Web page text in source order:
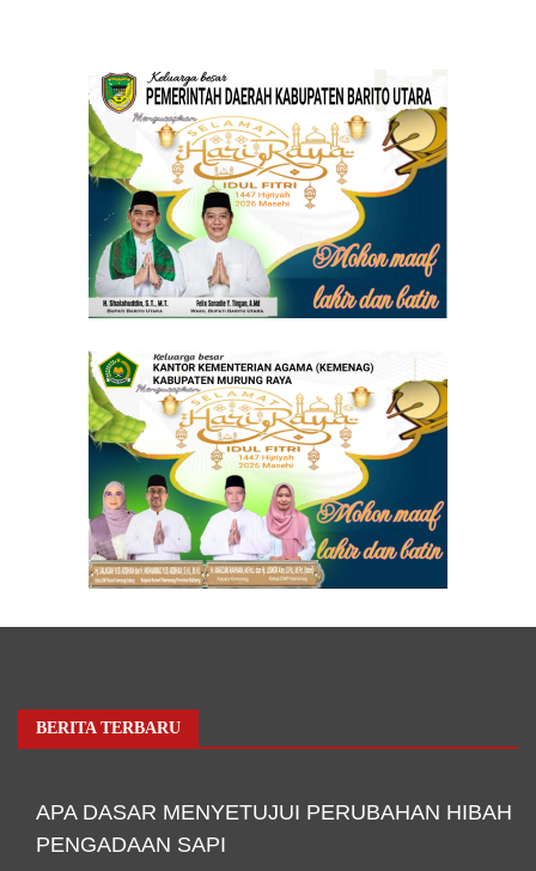
BERITA TERBARU
APA DASAR MENYETUJUI PERUBAHAN HIBAH
PENGADAAN SAPI